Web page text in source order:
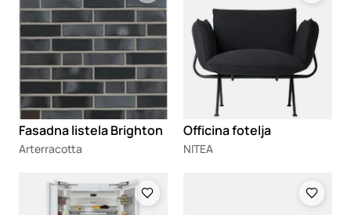
Fasadna listela Brighton
Arterracotta
Officina fotelja
NITEA
Loading